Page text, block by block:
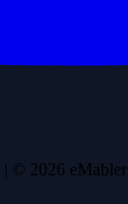
| © 2026 eMabler